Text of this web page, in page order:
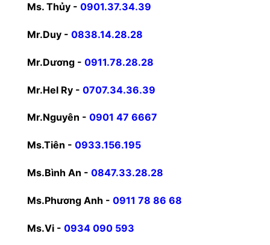
Ms. Thủy - 0901.37.34.39
Mr.Duy - 0838.14.28.28
Mr.Dương - 0911.78.28.28
Mr.Hel Ry - 0707.34.36.39
Mr.Nguyên - 0901 47 6667
Ms.Tiên - 0933.156.195
Ms.Bình An - 0847.33.28.28
Ms.Phương Anh - 0911 78 86 68
Ms.Vi - 0934 090 593